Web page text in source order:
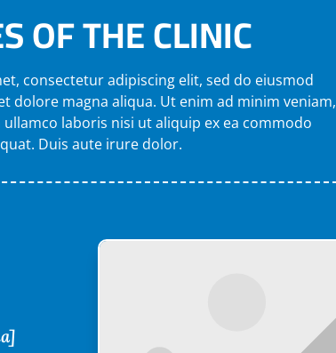
OF THE CLINIC
consectetur adipiscing elit, sed do eiusmod
dolore magna aliqua. Ut enim ad minim veniam,
laboris nisi ut aliquip ex ea commodo
Duis aute irure dolor.